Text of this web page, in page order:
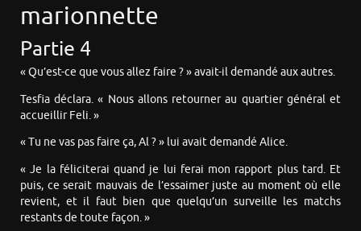
marionnette
Partie 4
« Qu’est-ce que vous allez faire ? » avait-il demandé aux autres.
Tesfia déclara. « Nous allons retourner au quartier général et
accueillir Feli. »
« Tu ne vas pas faire ça, Al ? » lui avait demandé Alice.
« Je la féliciterai quand je lui ferai mon rapport plus tard. Et
puis, ce serait mauvais de l’essaimer juste au moment où elle
revient, et il faut bien que quelqu’un surveille les matchs
restants de toute façon. »